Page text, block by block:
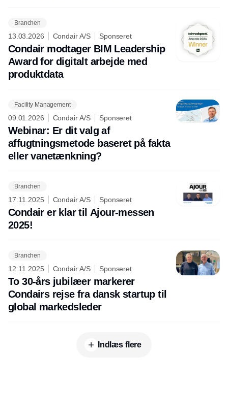
Branchen
13.03.2026 Condair A/S Sponseret
Condair modtager BIM Leadership
Award for digitalt arbejde med
produktdata
Facility Management
09.01.2026 Condair A/S Sponseret
Webinar: Er dit valg af
affugtningsmetode baseret på fakta
eller vanetænkning?
Branchen
17.11.2025 Condair A/S Sponseret
Condair er klar til Ajour-messen
2025!
Branchen
12.11.2025 Condair A/S Sponseret
To 30-års jubilæer markerer
Condairs rejse fra dansk startup til
global markedsleder
Indlæs flere